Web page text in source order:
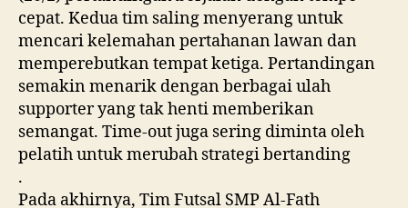
cepat. Kedua tim saling menyerang untuk
mencari kelemahan pertahanan lawan dan
memperebutkan tempat ketiga. Pertandingan
semakin menarik dengan berbagai ulah
supporter yang tak henti memberikan
semangat. Time-out juga sering diminta oleh
pelatih untuk merubah strategi bertanding
.
Pada akhirnya, Tim Futsal SMP Al-Fath